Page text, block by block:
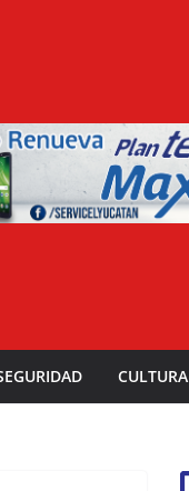
CULTURA